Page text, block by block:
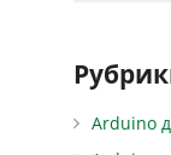
Arduino